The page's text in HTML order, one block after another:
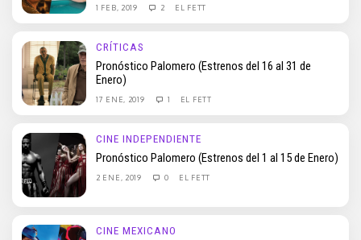
1 FEB, 2019 2 EL FETT
CRÍTICAS
Pronóstico Palomero (Estrenos del 16 al 31 de
Enero)
17 ENE, 2019 1 EL FETT
CINE INDEPENDIENTE
Pronóstico Palomero (Estrenos del 1 al 15 de Enero)
2 ENE, 2019 0 EL FETT
CINE MEXICANO